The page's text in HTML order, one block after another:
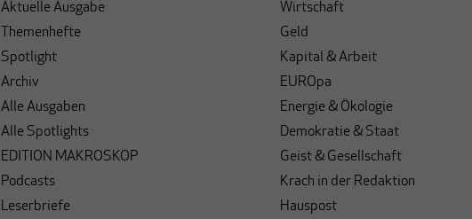
Aktuelle Ausgabe
Themenhefte
Spotlight
Archiv
Alle Ausgaben
Alle Spotlights
EDITION MAKROSKOP
Podcasts
Leserbriefe
Wirtschaft
Geld
Kapital & Arbeit
EUROpa
Energie & Ökologie
Demokratie & Staat
Geist & Gesellschaft
Krach in der Redaktion
Hauspost